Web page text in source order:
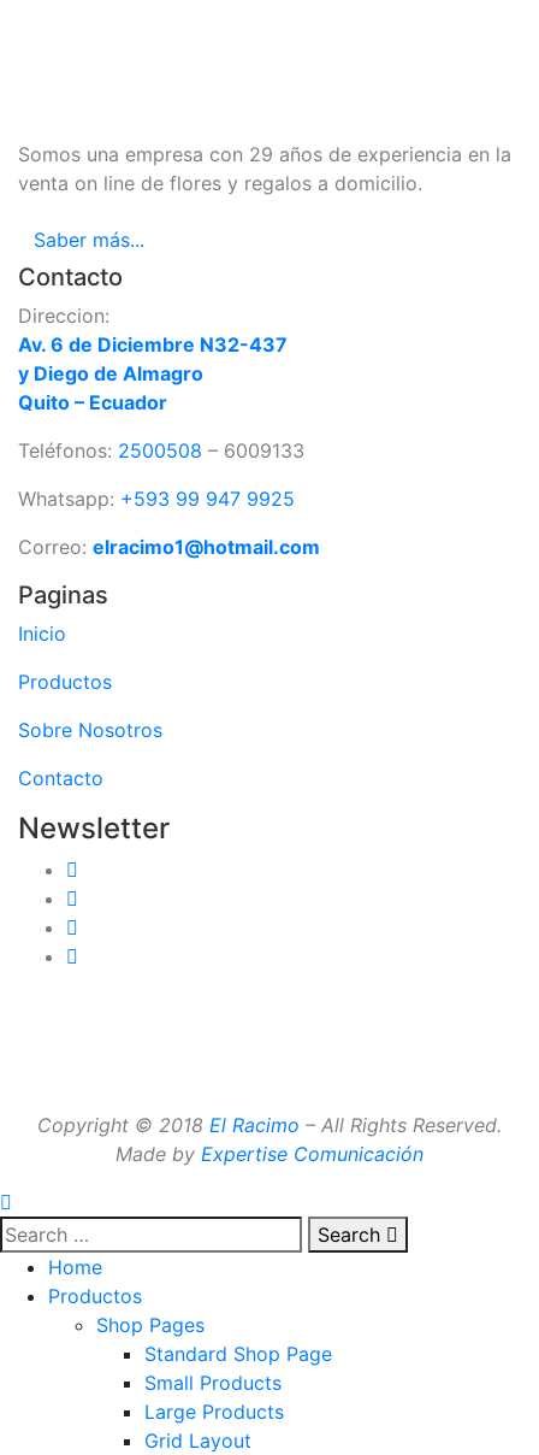
Somos una empresa con 29 años de experiencia en la
venta on line de flores y regalos a domicilio.
Saber más...
Contacto
Direccion:
Av. 6 de Diciembre N32-437
y Diego de Almagro
Quito – Ecuador
Teléfonos: 2500508 – 6009133
Whatsapp: +593 99 947 9925
Correo: elracimo1@hotmail.com
Paginas
Inicio
Productos
Sobre Nosotros
Contacto
Newsletter
Copyright © 2018 El Racimo – All Rights Reserved.
Made by Expertise Comunicación
Search
Home
Productos
Shop Pages
Standard Shop Page
Small Products
Large Products
Grid Layout